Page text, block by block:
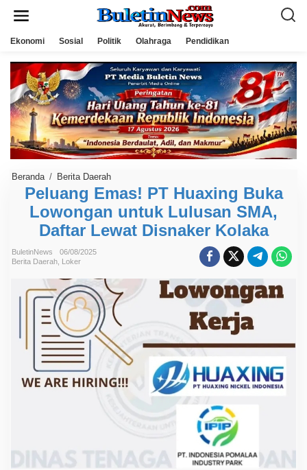
Ekonomi Sosial Politik Olahraga Pendidikan
Beranda / Berita Daerah
l
u
a
n
g
s
!
P
T
H
a
x
g
Peluang Emas! PT Huaxing Buka
Lowongan untuk Lulusan SMA,
Daftar Lewat Disnaker Kolaka
BuletinNews
06/08/2025
Berita Daerah Loker